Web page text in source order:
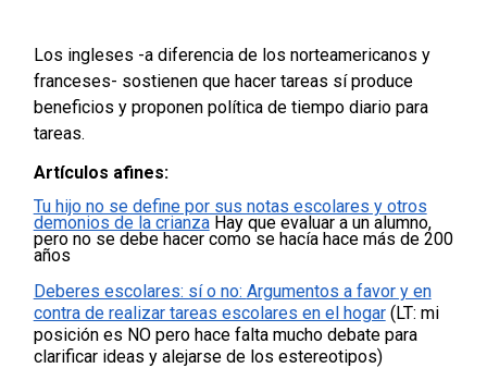
Los ingleses -a diferencia de los norteamericanos y
franceses- sostienen que hacer tareas sí produce
beneficios y proponen política de tiempo diario para
tareas.
Artículos afines:
Tu hijo no se define por sus notas escolares y otros
demonios de la crianza Hay que evaluar a un alumno,
pero no se debe hacer como se hacía hace más de 200
años
Deberes escolares: sí o no: Argumentos a favor y en
contra de realizar tareas escolares en el hogar (LT: mi
posición es NO pero hace falta mucho debate para
clarificar ideas y alejarse de los estereotipos)